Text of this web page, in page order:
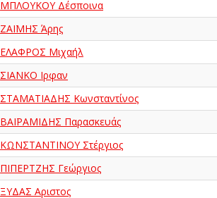
ΜΠΛΟΥΚΟΥ Δέσποινα
ΖΑΪΜΗΣ Άρης
ΕΛΑΦΡΟΣ Μιχαήλ
ΣΙΑΝΚΟ Ιρφαν
ΣΤΑΜΑΤΙΑΔΗΣ Κωνσταντίνος
ΒΑΪΡΑΜΙΔΗΣ Παρασκευάς
ΚΩΝΣΤΑΝΤΙΝΟΥ Στέργιος
ΠΙΠΕΡΤΖΗΣ Γεώργιος
ΞΥΔΑΣ Αριστος